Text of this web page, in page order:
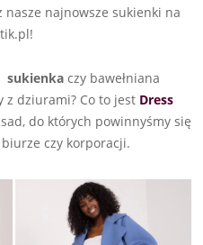
nasze najnowsze sukienki na
sukienka czy bawełniana
z dziurami? Co to jest Dress
do których powinnyśmy się
czy korporacji.